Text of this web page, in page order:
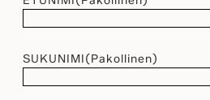
SUKUNIMI(Pakollinen)